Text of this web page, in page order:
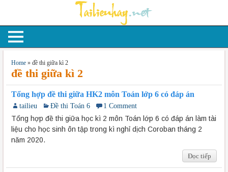
Home » đề thi giữa kì 2
đề thi giữa kì 2
Tổng hợp đề thi giữa HK2 môn Toán lớp 6 có đáp án
tailieu Đề thi Toán 6 1 Comment
Tổng hợp đề thi giữa học kì 2 môn Toán lớp 6 có đáp án làm tài
liệu cho học sinh ôn tập trong kì nghỉ dịch Coroban tháng 2
năm 2020.
Đọc tiếp